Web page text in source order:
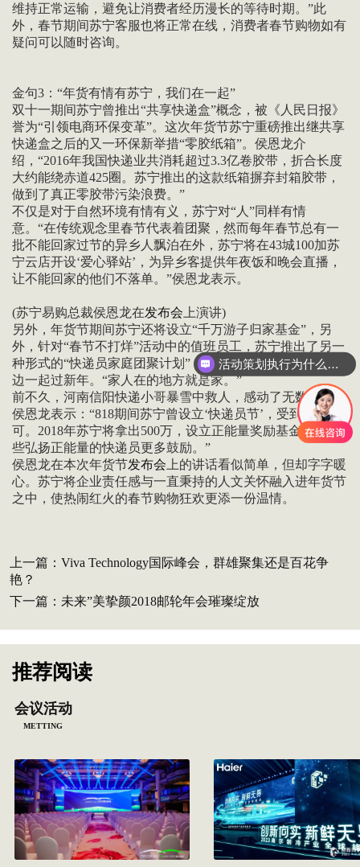
维持正常运输，避免让消费者经历漫长的等待时期。”此
外，春节期间苏宁客服也将正常在线，消费者春节购物如有
疑问可以随时咨询。
金句3：“年货有情有苏宁，我们在一起”
双十一期间苏宁曾推出“共享快递盒”概念，被《人民日报》
誉为“引领电商环保变革”。这次年货节苏宁重磅推出继共享
快递盒之后的又一环保新举措“零胶纸箱”。侯恩龙介
绍，“2016年我国快递业共消耗超过3.3亿卷胶带，折合长度
大约能绕赤道425圈。苏宁推出的这款纸箱摒弃封箱胶带，
做到了真正零胶带污染浪费。”
不仅是对于自然环境有情有义，苏宁对“人”同样有情
意。“在传统观念里春节代表着团聚，然而每年春节总有一
批不能回家过节的异乡人飘泊在外，苏宁将在43城100加苏
宁云店开设‘爱心驿站’，为异乡客提供年夜饭和晚会直播，
让不能回家的他们不落单。”侯恩龙表示。
(苏宁易购总裁侯恩龙在发布会 上演讲)
另外，年货节期间苏宁还将设立“千万游子归家基金”，另
外，针对“春节不打烊”活动中的值班员工，苏宁推出了另一
种形式的“快递员家庭团聚计划”，将值班员工的家人接到身
边一起过新年。“家人在的地方就是家。”
前不久，河南信阳快递小哥暴雪中救人，感动了无数网友。
侯恩龙表示：“818期间苏宁曾设立‘快递员节’，受到广泛认
可。2018年苏宁将拿出500万，设立正能量奖励基金，给那
些弘扬正能量的快递员更多鼓励。”
侯恩龙在本次年货节发布会 上的讲话看似简单，但却字字暖
心。苏宁将企业责任感与一直秉持的人文关怀融入进年货节
之中，使热闹红火的春节购物狂欢更添一份温情。
上一篇： Viva Technology国际峰会，群雄聚集还是百花争
艳？
下一篇： 未来”美挚颜2018邮轮年会璀璨绽放
推荐阅读
会议活动
METTING
活动策划执行为什么要选善达？